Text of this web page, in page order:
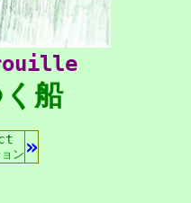
船
ン »